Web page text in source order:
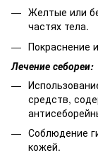
Желтые или
частях тела.
Покраснение
Лечение себореи:
средств,
Соблюдение
кожей.